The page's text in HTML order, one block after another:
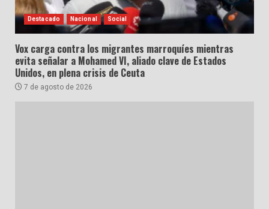
Destacado Nacional Social
Vox carga contra los migrantes marroquíes mientras
evita señalar a Mohamed VI, aliado clave de Estados
Unidos, en plena crisis de Ceuta
7 de agosto de 2026